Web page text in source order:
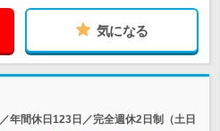
気になる
年間休日123日／完全週休2日制（土日